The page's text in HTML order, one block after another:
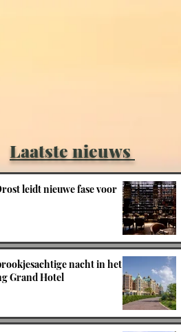
Laatste nieuws
leidt nieuwe fase voor
nacht in het
Grand Hotel